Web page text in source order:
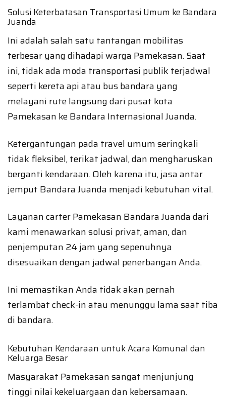
Solusi Keterbatasan Transportasi Umum ke Bandara
Juanda
Ini adalah salah satu tantangan mobilitas
terbesar yang dihadapi warga Pamekasan. Saat
ini, tidak ada moda transportasi publik terjadwal
seperti kereta api atau bus bandara yang
melayani rute langsung dari pusat kota
Pamekasan ke Bandara Internasional Juanda.
Ketergantungan pada travel umum seringkali
tidak fleksibel, terikat jadwal, dan mengharuskan
berganti kendaraan. Oleh karena itu, jasa antar
jemput Bandara Juanda menjadi kebutuhan vital.
Layanan carter Pamekasan Bandara Juanda dari
kami menawarkan solusi privat, aman, dan
penjemputan 24 jam yang sepenuhnya
disesuaikan dengan jadwal penerbangan Anda.
Ini memastikan Anda tidak akan pernah
terlambat check-in atau menunggu lama saat tiba
di bandara.
Kebutuhan Kendaraan untuk Acara Komunal dan
Keluarga Besar
Masyarakat Pamekasan sangat menjunjung
tinggi nilai kekeluargaan dan kebersamaan.